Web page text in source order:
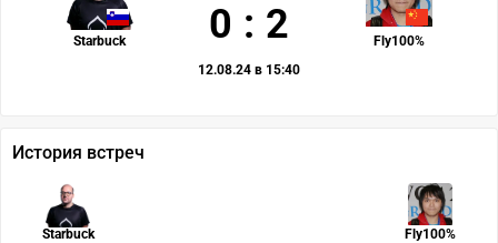
Starbuck Fly100%
0 : 2
12.08.24 в 15:40
История встреч
Starbuck Fly100%